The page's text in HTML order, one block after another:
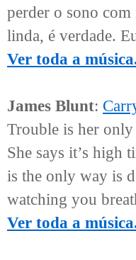
perder o sono
linda, é verdade.
Ver toda a
James Blunt:
Trouble is her
She says it’s high
is the only way is
watching you
Ver toda a